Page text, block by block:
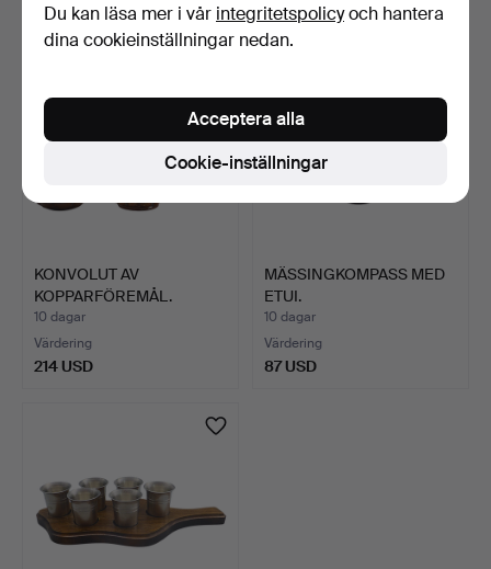
KONVOLUT AV
KOPPARFÖREMÅL.
10 dagar
Värdering
214 USD
MÄSSINGKOMPASS MED
ETUI.
10 dagar
Värdering
87 USD
Du kan läsa mer i vår integritetspolicyoch hantera
dina cookieinställningar nedan.
Cookie-inställningar
Acceptera alla